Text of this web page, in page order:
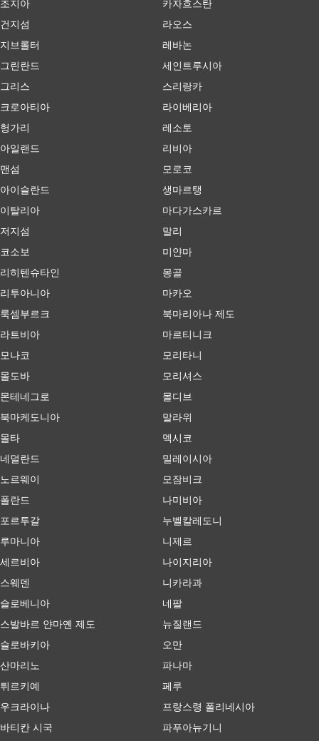
조지아
건지섬
지브롤터
그린란드
그리스
크로아티아
헝가리
아일랜드
맨섬
아이슬란드
이탈리아
저지섬
코소보
리히텐슈타인
리투아니아
룩셈부르크
라트비아
모나코
몰도바
몬테네그로
북마케도니아
몰타
네덜란드
노르웨이
폴란드
포르투갈
루마니아
세르비아
스웨덴
슬로베니아
스발바르 얀마옌 제도
슬로바키아
산마리노
튀르키예
우크라이나
바티칸 시국
카자흐스탄
라오스
레바논
세인트루시아
스리랑카
라이베리아
레소토
리비아
모로코
생마르탱
마다가스카르
말리
미얀마
몽골
마카오
북마리아나 제도
마르티니크
모리타니
모리셔스
몰디브
말라위
멕시코
밀레이시아
모잠비크
나미비아
누벨칼레도니
니제르
나이지리아
니카라과
네팔
뉴질랜드
오만
파나마
페루
프랑스령 폴리네시아
파푸아뉴기니